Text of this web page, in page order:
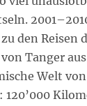
den Reisen
Tanger
Welt